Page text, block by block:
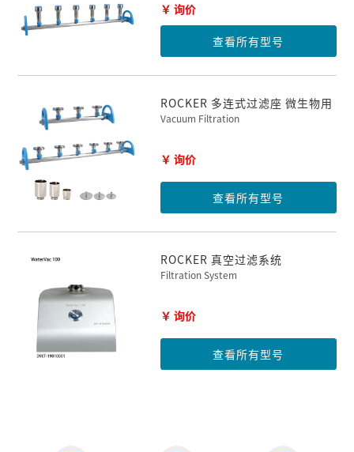
￥ 询价
查看所有型号
ROCKER 多连式过滤座 微生物用
Vacuum Filtration
￥ 询价
查看所有型号
ROCKER 真空过滤系统
Filtration System
￥ 询价
查看所有型号